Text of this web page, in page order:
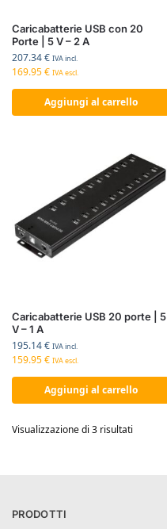
Caricabatterie USB con 20
Porte | 5 V – 2 A
207.34€ IVA incl.
169.95€ IVA escl.
Aggiungi al carrello
Caricabatterie USB 20 porte | 5
V – 1 A
195.14€ IVA incl.
159.95€ IVA escl.
Aggiungi al carrello
Visualizzazione di 3 risultati
PRODOTTI